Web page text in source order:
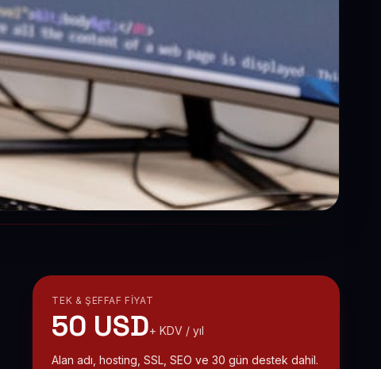
TEK & ŞEFFAF FIYAT
50 USD+ KDV / yıl
Alan adı, hosting, SSL, SEO ve 30 gün destek dahil.